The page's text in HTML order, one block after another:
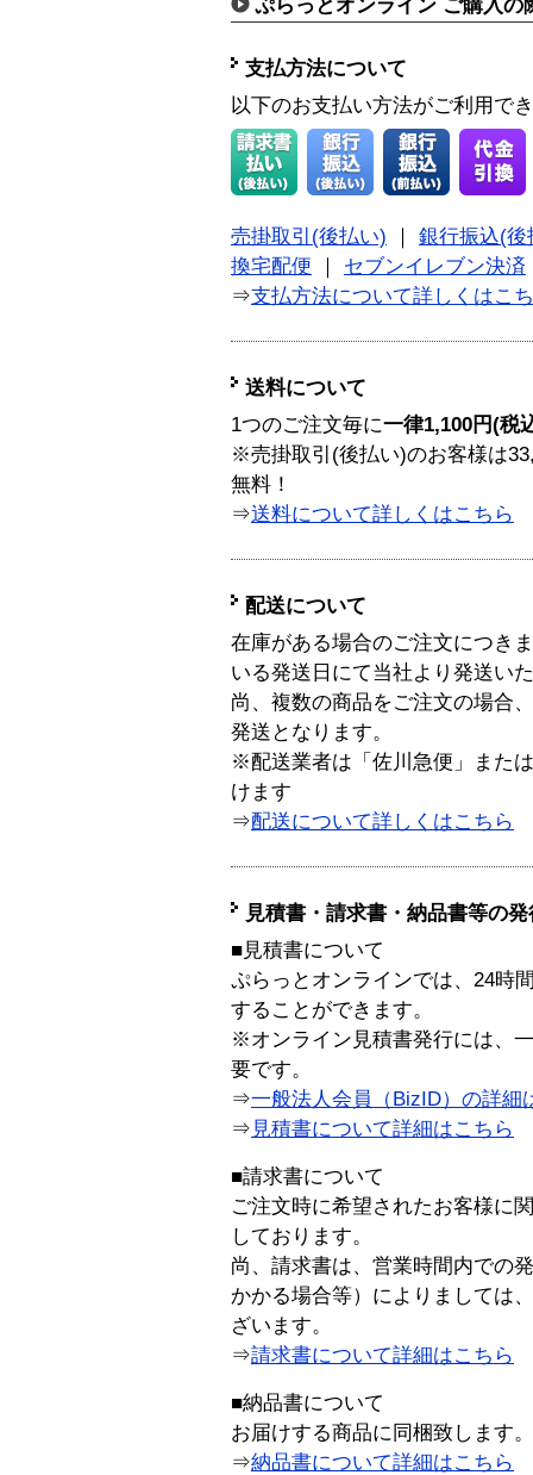
ぷらっとオンライン ご購入の
支払方法について
以下のお支払い方法がご利用で
売掛取引(後払い)
銀行振込(後
換宅配便
セブンイレブン決済
⇒支払方法について詳しくはこ
送料について
1つのご注文毎に一律1,100円(税
※売掛取引(後払い)のお客様は
無料！
⇒送料について詳しくはこちら
配送について
在庫がある場合のご注文につき
いる発送日にて当社より発送い
尚、複数の商品をご注文の場合
発送となります。
※配送業者は「佐川急便」また
けます
⇒配送について詳しくはこちら
見積書・請求書・納品書等の
■見積書について
ぷらっとオンラインでは、24時
することができます。
※オンライン見積書発行には、
要です。
⇒一般法人会員（BizID）の詳細
⇒ 見積書について詳細はこちら
■請求書について
ご注文時に希望されたお客様に
しております。
尚、請求書は、営業時間内での
かかる場合等）によりましては
ざいます。
⇒請求書について詳細はこちら
■納品書について
お届けする商品に同梱致します。
⇒納品書について詳細はこちら